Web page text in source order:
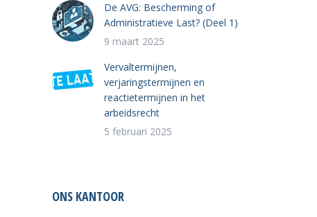
De AVG: Bescherming of
Administratieve Last? (Deel 1)
9 maart 2025
Vervaltermijnen,
verjaringstermijnen en
reactietermijnen in het
arbeidsrecht
5 februari 2025
ONS KANTOOR